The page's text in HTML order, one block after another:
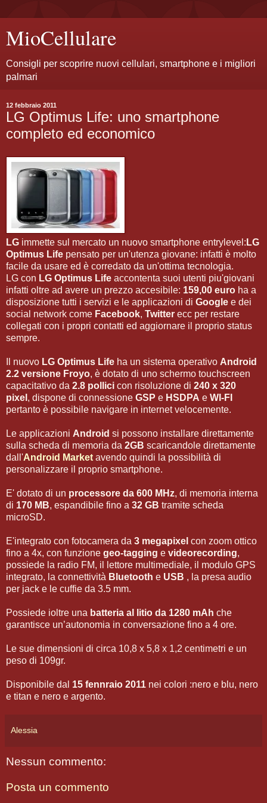
MioCellulare
Consigli per scoprire nuovi cellulari, smartphone e i migliori
palmari
12 febbraio 2011
LG Optimus Life: uno smartphone
completo ed economico
LG immette sul mercato un nuovo smartphone entrylevel: LG
Optimus Life pensato per un'utenza giovane: infatti è molto
facile da usare ed è corredato da un'ottima tecnologia.
LG con LG Optimus Life accontenta suoi utenti piu'giovani
infatti oltre ad avere un prezzo accesibile: 159,00 euro ha a
disposizione tutti i servizi e le applicazioni di Google e dei
social network come Facebook, Twitter ecc per restare
collegati con i propri contatti ed aggiornare il proprio status
sempre.
Il nuovo LG Optimus Life ha un sistema operativo Android
2.2 versione Froyo, è dotato di uno schermo touchscreen
capacitativo da 2.8 pollici con risoluzione di 240 x 320
pixel , dispone di connessione GSP e HSDPA e WI-FI
pertanto è possibile navigare in internet velocemente.
Le applicazioni Android si possono installare direttamente
sulla scheda di memoria da 2GB scaricandole direttamente
dall'Android Market avendo quindi la possibilità di
personalizzare il proprio smartphone.
E' dotato di un processore da 600 MHz, di memoria interna
di 170 MB, espandibile fino a 32 GB tramite scheda
microSD.
E'integrato con fotocamera da 3 megapixel con zoom ottico
fino a 4x, con funzione geo-tagging e videorecording,
possiede la radio FM, il lettore multimediale, il modulo GPS
integrato, la connettività Bluetooth e USB , la presa audio
per jack e le cuffie da 3.5 mm.
Possiede ioltre una batteria al litio da 1280 mAh che
garantisce un’autonomia in conversazione fino a 4 ore.
Le sue dimensioni di circa 10,8 x 5,8 x 1,2 centimetri e un
peso di 109gr.
Disponibile dal 15 fennraio 2011 nei colori :nero e blu, nero
e titan e nero e argento.
Alessia
Nessun commento:
Posta un commento